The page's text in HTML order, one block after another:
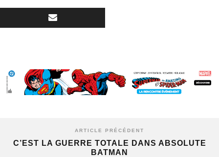
ARTICLE PRÉCÉDENT
C’EST LA GUERRE TOTALE DANS ABSOLUTE
BATMAN